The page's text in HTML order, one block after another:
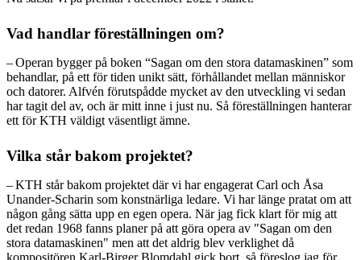
Vad handlar föreställningen om?
– Operan bygger på boken “Sagan om den stora datamaskinen” som
behandlar, på ett för tiden unikt sätt, förhållandet mellan människor
och datorer. Alfvén förutspådde mycket av den utveckling vi sedan
har tagit del av, och är mitt inne i just nu. Så föreställningen hanterar
ett för KTH väldigt väsentligt ämne.
Vilka står bakom projektet?
– KTH står bakom projektet där vi har engagerat Carl och Åsa
Unander-Scharin som konstnärliga ledare. Vi har länge pratat om att
någon gång sätta upp en egen opera. När jag fick klart för mig att
det redan 1968 fanns planer på att göra opera av "Sagan om den
stora datamaskinen" men att det aldrig blev verklighet då
kompositören Karl-Birger Blomdahl gick bort, så föreslog jag för